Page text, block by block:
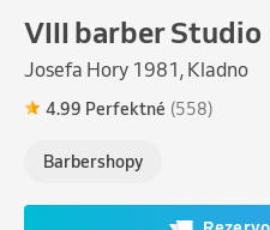
VIII barber Studio
Josefa Hory 1981, Kladno
4.99 Perfektné (558)
Barbershopy